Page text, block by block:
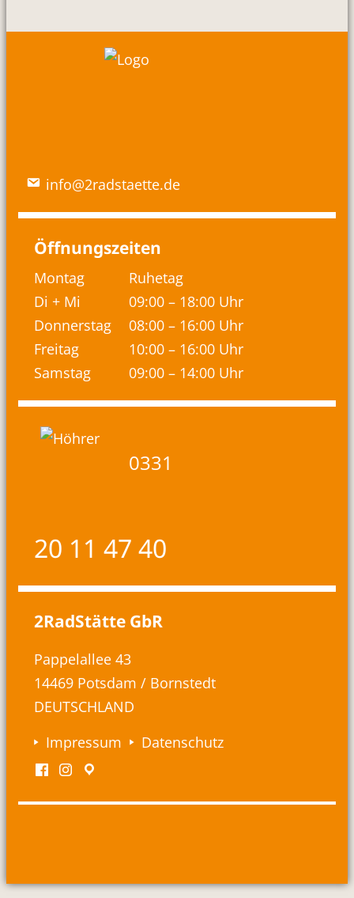
info@2radstaette.de
Öffnungszeiten
Montag
Ruhetag
Di + Mi
09:00 – 18:00 Uhr
Donnerstag
08:00 – 16:00 Uhr
Freitag
10:00 – 16:00 Uhr
Samstag
09:00 – 14:00 Uhr
0331
20 11 47 40
2RadStätte GbR
Pappelallee 43
14469 Potsdam / Bornstedt
DEUTSCHLAND
Impressum
Datenschutz